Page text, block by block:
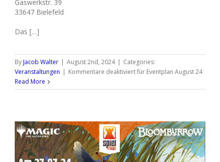
Gaswerkstr. 39
33647 Bielefeld
Das […]
ByJacob Walter | August 2nd, 2024 | Categories:
Veranstaltungen | Kommentare deaktiviertfür Eventplan August 24
Read More